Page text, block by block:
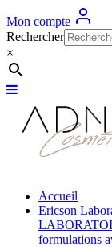
Mon compte
Rechercher
×
Accueil
Ericson
formulations